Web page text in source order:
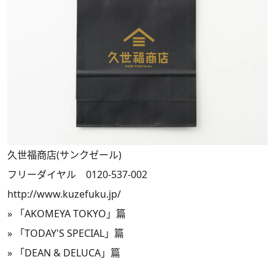
久世福商店(サンクゼール)
フリーダイヤル 0120-537-002
http://www.kuzefuku.jp/
»
「AKOMEYA TOKYO」篇
»
「TODAY'S SPECIAL」篇
»
「DEAN & DELUCA」篇